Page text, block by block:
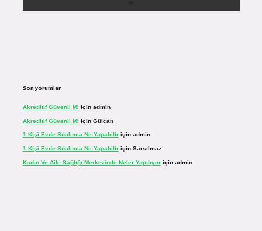
Son yorumlar
Akreditif Güvenli Mi için admin
Akreditif Güvenli Mi için Gülcan
1 Kişi Evde Sıkılınca Ne Yapabiliriçin admin
1 Kişi Evde Sıkılınca Ne Yapabiliriçin Sarsılmaz
Kadın Ve Aile Sağlığı Merkezinde Neler Yapılıyoriçin admin